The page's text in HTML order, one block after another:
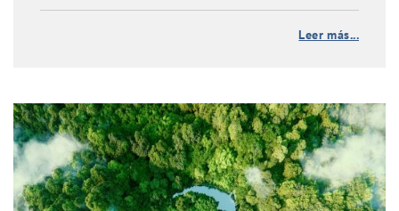
Leer más...